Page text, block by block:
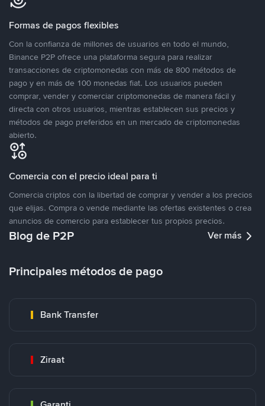
Formas de pagos flexibles
Con la confianza de millones de usuarios en todo el mundo,
Binance P2P ofrece una plataforma segura para realizar
transacciones de criptomonedas con más de 800 métodos de
pago y en más de 100 monedas fiat. Los usuarios pueden
comprar, vender y comerciar criptomonedas de manera fácil y
directa con otros usuarios, mientras establecen sus precios y
métodos de pago preferidos en un mercado de criptomonedas
abierto.
Comercia con el precio ideal para ti
Comercia criptos con la libertad de comprar y vender a los precios
que elijas. Compra o vende mediante las ofertas existentes o crea
anuncios de comercio para establecer tus propios precios.
Blog de P2P Ver más
Principales métodos de pago
Bank Transfer
Ziraat